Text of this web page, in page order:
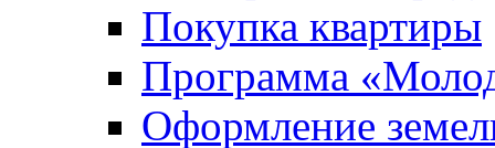
Покупка квартиры
Программа
Оформление